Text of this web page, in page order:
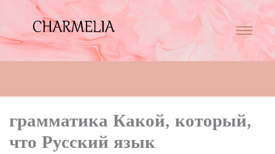
грамматика Какой, который,
что Русский язык